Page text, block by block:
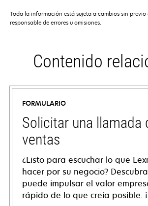
Toda la información está sujeta a cambios sin previo
responsable de errores u omisiones.
Contenido
FORMULARIO
Solicitar una llamada
ventas
¿Listo para escuchar lo que
hacer por su negocio?
puede impulsar el valor
rápido de lo que creía posible.